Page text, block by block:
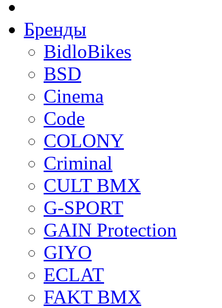
Бренды
BidloBikes
BSD
Cinema
Code
COLONY
Criminal
CULT BMX
G-SPORT
GAIN Protection
GIYO
ECLAT
FAKT BMX